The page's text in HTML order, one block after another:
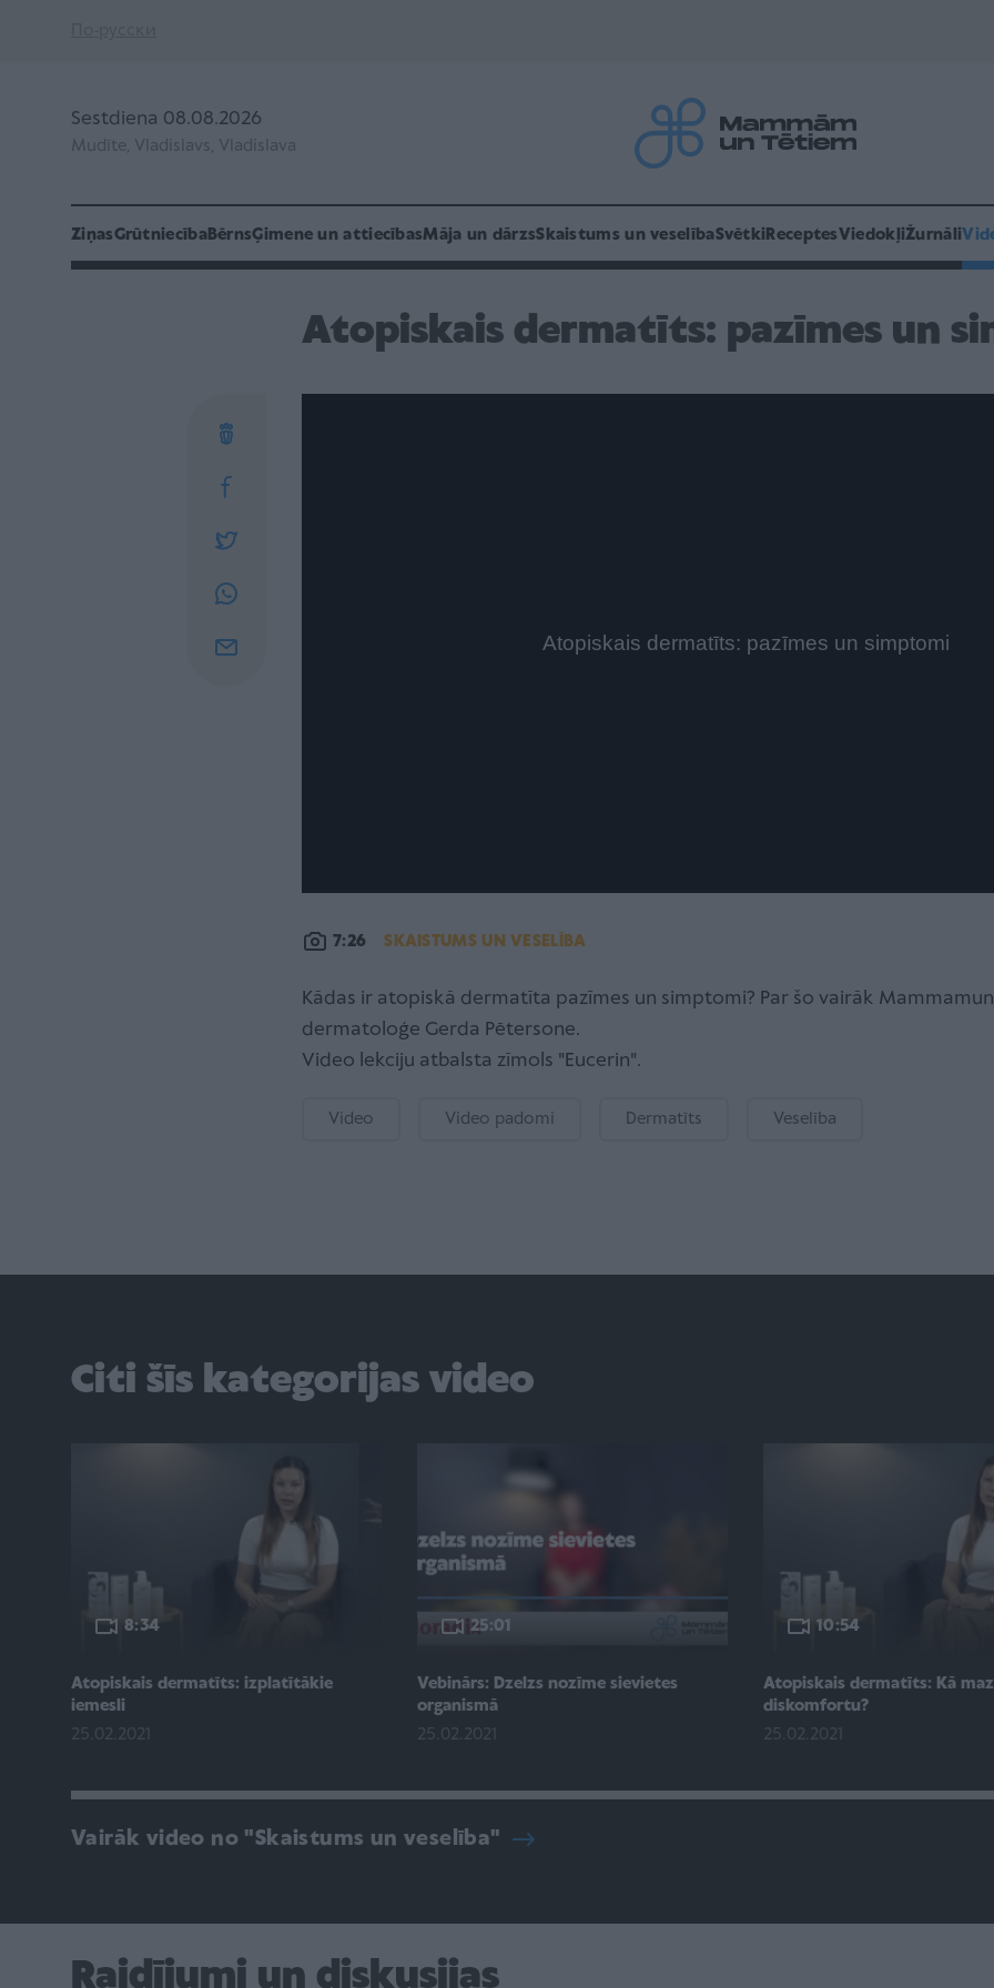
Sestdiena 08.08.2026
Mudīte, Vladislavs, Vladislava
ZiņasGrūtniecībaBērnsĢimene un attiecībasMāja un dārzsSkaistums un veselībaSvētki ReceptesViedokļiŽurnāli
Atopiskais dermatīts: pazīmes un
7:26 SKAISTUMS UN VESELĪBA
Kādas ir atopiskā dermatīta pazīmes un simptomi? Par šo vairāk
dermatoloģe Gerda Pētersone.
Video lekciju atbalsta zīmols "Eucerin".
Video Video padomi Dermatīts Veselība
Citi šīs kategorijas video
8:34
Atopiskais dermatīts: izplatītākie
iemesli
25.02.2021
25:01
Vebinārs: Dzelzs nozīme sievietes
organismā
25.02.2021
10:54
Atopiskais dermatīts: Kā
diskomfortu?
25.02.2021
Vairāk video no "Skaistums un veselība"
Raidījumi un diskusijas